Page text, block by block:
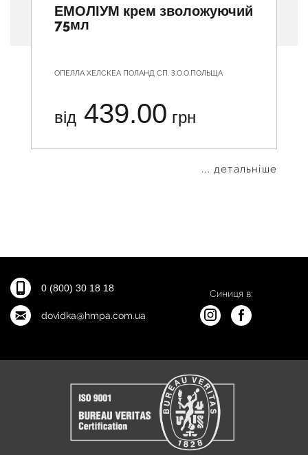
ЕМОЛІУМ крем зволожуючий
75мл
ОПЕЛЛА ХЕЛСКЕА ПОЛАНД СП. З.О.О.ПОЛЬЩА
від 439.00 грн
... детальніше
0 (800) 30 18 18
dovidka@hmpa.com.ua
Синиця в: